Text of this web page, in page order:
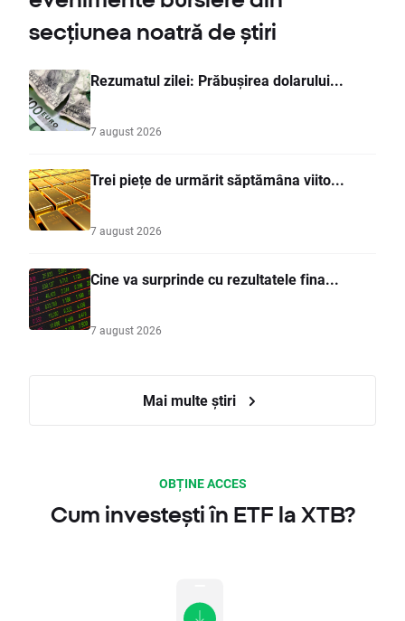
secțiunea noatră de știri
Rezumatul zilei: Prăbușirea dolarului...
7 august 2026
Trei piețe de urmărit săptămâna viito...
7 august 2026
Cine va surprinde cu rezultatele fina...
7 august 2026
Mai multe știri
OBȚINE ACCES
Cum investești în ETF la XTB?